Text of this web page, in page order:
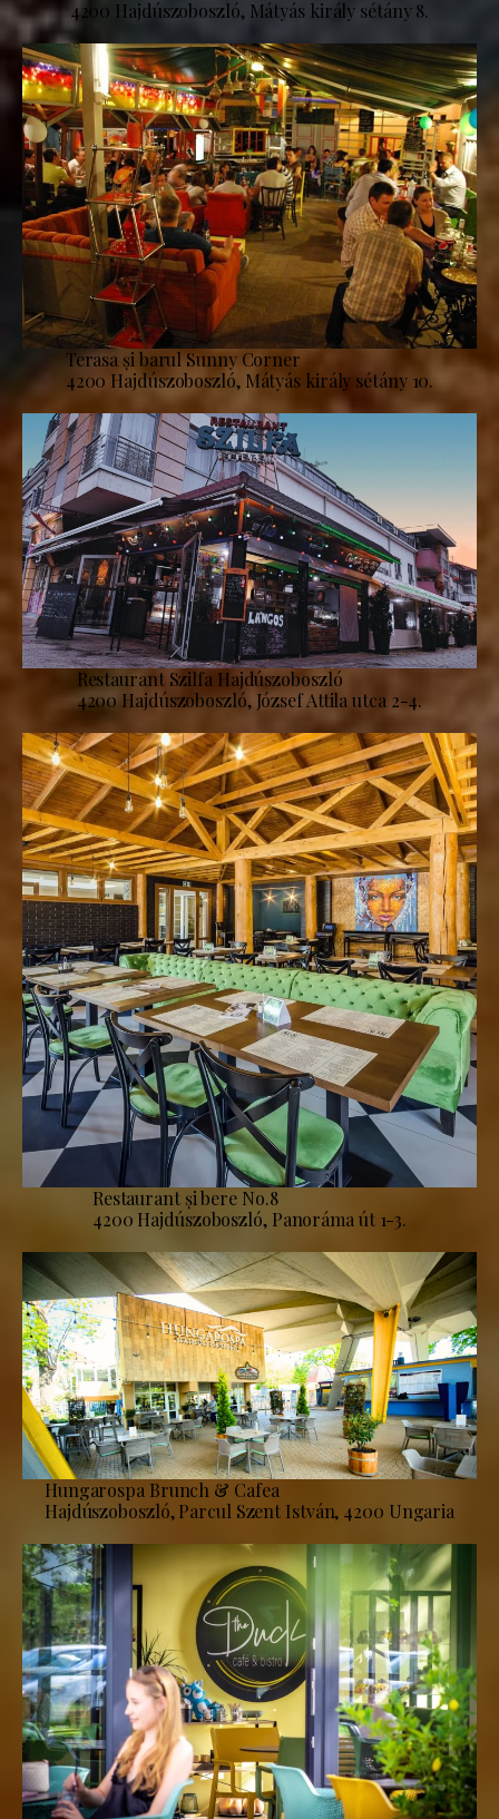
4200 Hajdúszoboszló, Mátyás király sétány 8.
Terasa și barul Sunny Corner
4200 Hajdúszoboszló, Mátyás király sétány 10.
Restaurant Szilfa Hajdúszoboszló
4200 Hajdúszoboszló, József Attila utca 2-4.
Restaurant și bere No.8
4200 Hajdúszoboszló, Panoráma út 1-3.
Hungarospa Brunch & Cafea
Hajdúszoboszló, Parcul Szent István, 4200 Ungaria